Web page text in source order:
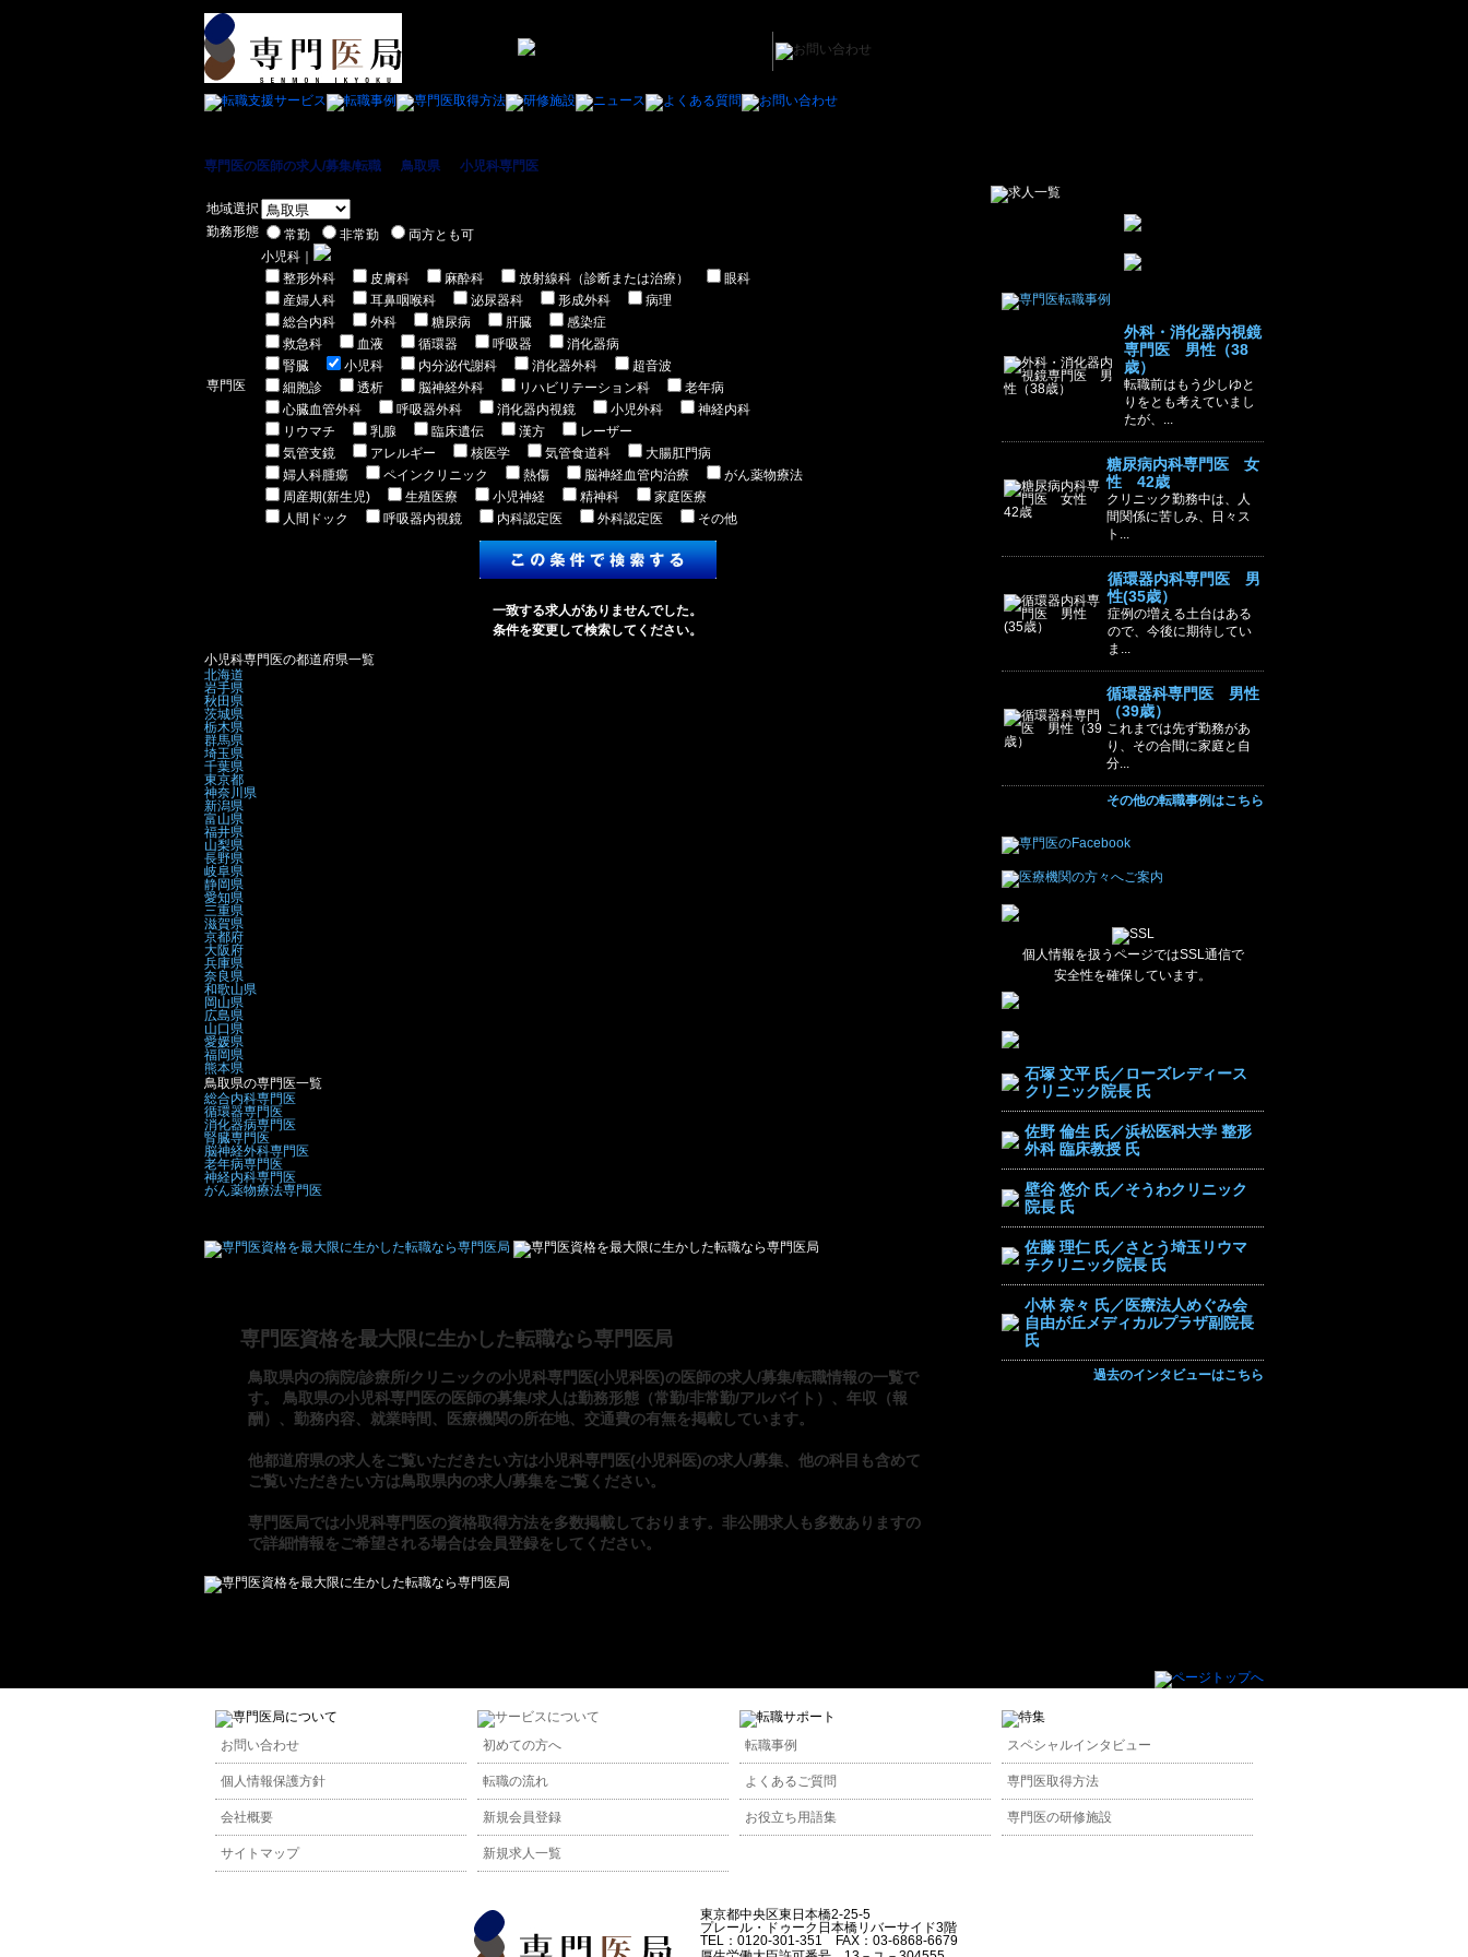
専門医の医師の求人/募集/転職 鳥取県 小児科専門医
地域選択
勤務形態
常勤 非常勤 両方とも可
専門医
小児科｜
整形外科
皮膚科 麻酔科 放射線科（診断または治療）
眼科
産婦人科
耳鼻咽喉科 泌尿器科 形成外科
病理
総合内科
外科 糖尿病 肝臓
感染症
救急科
血液 循環器 呼吸器
消化器病
腎臓
小児科 内分泌代謝科 消化器外科
超音波
細胞診
透析 脳神経外科 リハビリテーション科
老年病
心臓血管外科
呼吸器外科 消化器内視鏡 小児外科
神経内科
リウマチ
乳腺 臨床遺伝 漢方
レーザー
気管支鏡
アレルギー 核医学 気管食道科
大腸肛門病
婦人科腫瘍
ペインクリニック 熱傷 脳神経血管内治療
がん薬物療法
周産期(新生児)
生殖医療 小児神経 精神科
家庭医療
人間ドック
呼吸器内視鏡 内科認定医 外科認定医 その他
一致する求人がありませんでした。
条件を変更して検索してください。
小児科専門医の都道府県一覧
北海道
岩手県
秋田県
茨城県
栃木県
群馬県
埼玉県
千葉県
東京都
神奈川県
新潟県
富山県
福井県
山梨県
長野県
岐阜県
静岡県
愛知県
三重県
滋賀県
京都府
大阪府
兵庫県
奈良県
和歌山県
岡山県
広島県
山口県
愛媛県
福岡県
熊本県
鳥取県の専門医一覧
総合内科専門医
循環器専門医
消化器病専門医
腎臓専門医
脳神経外科専門医
老年病専門医
神経内科専門医
がん薬物療法専門医
専門医資格を最大限に生かした転職なら専門医局
鳥取県内の病院/診療所/クリニックの小児科専門医(小児科医)の医師の求人/募集/転職情報の一覧で
す。 鳥取県の小児科専門医の医師の募集/求人は勤務形態（常勤/非常勤/アルバイト）、年収（報
酬）、勤務内容、就業時間、医療機関の所在地、交通費の有無を掲載しています。
他都道府県の求人をご覧いただきたい方は小児科専門医(小児科医)の求人/募集 、他の科目も含めて
ご覧いただきたい方は鳥取県内の求人/募集をご覧ください。
専門医局では小児科専門医の資格取得方法を多数掲載しております。非公開求人も多数ありますの
で詳細情報をご希望される場合は会員登録をしてください。
外科・消化器内視鏡
専門医 男性（38
歳）
転職前はもう少しゆと
りをとも考えていまし
たが、...
糖尿病内科専門医 女
性 42歳
クリニック勤務中は、人
間関係に苦しみ、日々ス
ト...
循環器内科専門医 男
性(35歳）
症例の増える土台はある
ので、今後に期待してい
ま...
循環器科専門医 男性
（39歳）
これまでは先ず勤務があ
り、その合間に家庭と自
分...
その他の転職事例はこちら
個人情報を扱うページではSSL通信で
安全性を確保しています。
石塚 文平 氏／ローズレディース
クリニック院長 氏
佐野 倫生 氏／浜松医科大学 整形
外科 臨床教授 氏
壁谷 悠介 氏／そうわクリニック
院長 氏
佐藤 理仁 氏／さとう埼玉リウマ
チクリニック院長 氏
小林 奈々 氏／医療法人めぐみ会
自由が丘メディカルプラザ副院長
氏
過去のインタビューはこちら
お問い合わせ
個人情報保護方針
会社概要
サイトマップ
初めての方へ
転職の流れ
新規会員登録
新規求人一覧
転職事例
よくあるご質問
お役立ち用語集
スペシャルインタビュー
専門医取得方法
専門医の研修施設
東京都中央区東日本橋2-25-5
プレール・ドゥーク日本橋リバーサイド3階
TEL：0120-301-351 FAX：03-6868-6679